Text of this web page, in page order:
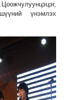
үнэмлэх